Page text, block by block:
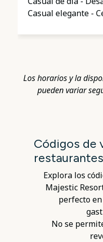
Casual elegante -
Los horarios y la
pueden variar
Códigos de
restaurantes
Explora los
Majestic
perfecto
No se